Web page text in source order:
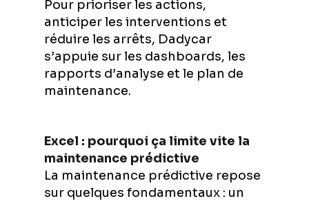
Pour prioriser les actions,
anticiper les interventions et
réduire les arrêts, Dadycar
s’appuie sur les dashboards, les
rapports d’analyse et le plan de
maintenance.
Excel : pourquoi ça limite vite la
maintenance prédictive
La maintenance prédictive repose
sur quelques fondamentaux : un